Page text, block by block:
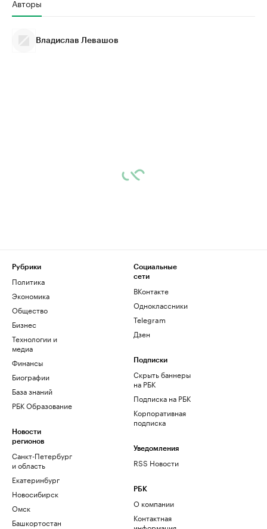
Авторы
Владислав Левашов
Рубрики
Политика
Экономика
Общество
Бизнес
Технологии и
медиа
Финансы
Биографии
База знаний
РБК Образование
Новости
регионов
Санкт-Петербург
и область
Екатеринбург
Новосибирск
Омск
Башкортостан
Социальные
сети
ВКонтакте
Одноклассники
Telegram
Дзен
Подписки
Скрыть баннеры
на РБК
Подписка на РБК
Корпоративная
подписка
Уведомления
RSS Новости
РБК
О компании
Контактная